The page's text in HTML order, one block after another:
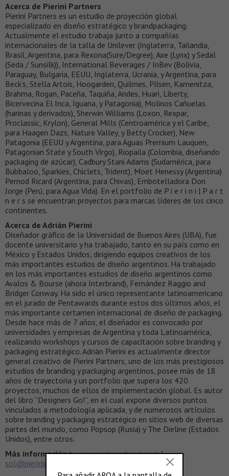
Acerca de Pierini Partners
Pierini Partners es un estudio de proyección global
especializado en diseño estratégico y brandpackaging.
Actualmente el estudio trabaja junto a compañías
internacionales de la talla de Unilever (Inglaterra, Tailandia,
Brasil, Argentina, para Rexona(Sure/Degree), Axe (Lynx) y Sedal
(Seda / Sunsilk)), International Beverages / InBev (Bolivia,
Paraguay, Bulgaria, EEUU, Inglaterra, Ucrania, y Argentina, para
Beck’s, Stella Artois, Hoogarden, Quilmes, Pilsen, Kamenitza,
Brahma, Rogan, Paceña, Taquiña, Andes, Huari, Liberty,
Bicervecina El Inca, Iguana, y Patagonia), Molinos Cañuelas
(harinas y derivados), Sherwin Williams (Loxon, Rexpar,
Proclassic, Krylon), General Mills (Centroamérica y el Caribe,
para Haagen Dazs, Nature Valley, y Betty Crocker), New
Patagonia (EEUU y Argentina, para Aguas Premium Lauquen,
Patagonian State y South Virgo), Riopaila (Colombia, diseñando
packaging de azúcar), Cadbury Stani Adams (Sudamérica, para
Bubbaloo, Sparkies, Chiclets, Trident), Moet Henessy (Argentina)
Pernod Ricard (Argentina, para Chivas), Embotelladora Don
Jorge (Perú, para Agua Vida). En el portfolio de P i e r i n i | P a r t
n e r s se encuentran proyectos para marcas líderes de los cinco
continentes.
Acerca de Adrián Pierini
Diseñador gráfico de la Universidad de Buenos Aires (UBA), fue
docente universitario y ha trabajado, tanto en su país como en
México y Estados Unidos, dirigiendo equipos creativos de los
más importantes estudios de diseño argentinos. Ha trabajado
en los más importantes estudios de diseño argentinos como
Avalos & Bourse (ahora Interbrand), Fernández Raggio and
Bridger Conway. Ha sido el único representante latinoamericano
en el jurado de Pentawards durante estos dos últimos años, el
más importante certamen internacional de diseño de packaging.
Desde hace más de 7 años, el diseñador es convocado por
universidades y empresas de Argentina y toda Latinoamérica,
realizando workshops y cursos de capacitación sobre branding y
packaging estratégico. Adrián Pierini es actualmente director
general creativo de Pierini Partners, uno de los más prestigiosos
estudios de branding y packaging argentinos, posee más de 18
años de trayectoria y un portfolio que supera los 420
proyectos, muchos de ellos de implementación global. Es autor
del libro “Designers Go!”, en el cual expone diversos puntos
vinculados a metodología aplicada, y de numerosos artículos
sobre branding y packaging estratégico en sitios web de diversas
partes del mundo, como Popsop (Rusia) y The Dieline (Estados
Unidos), entre otros.
Más información > www.pierinipartners.com|
sol@pierinipartners.com